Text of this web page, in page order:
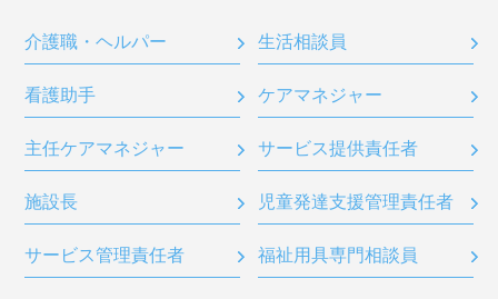
介護職・ヘルパー 生活相談員
看護助手 ケアマネジャー
主任ケアマネジャー サービス提供責任者
施設長 児童発達支援管理責任者
サービス管理責任者 福祉用具専門相談員